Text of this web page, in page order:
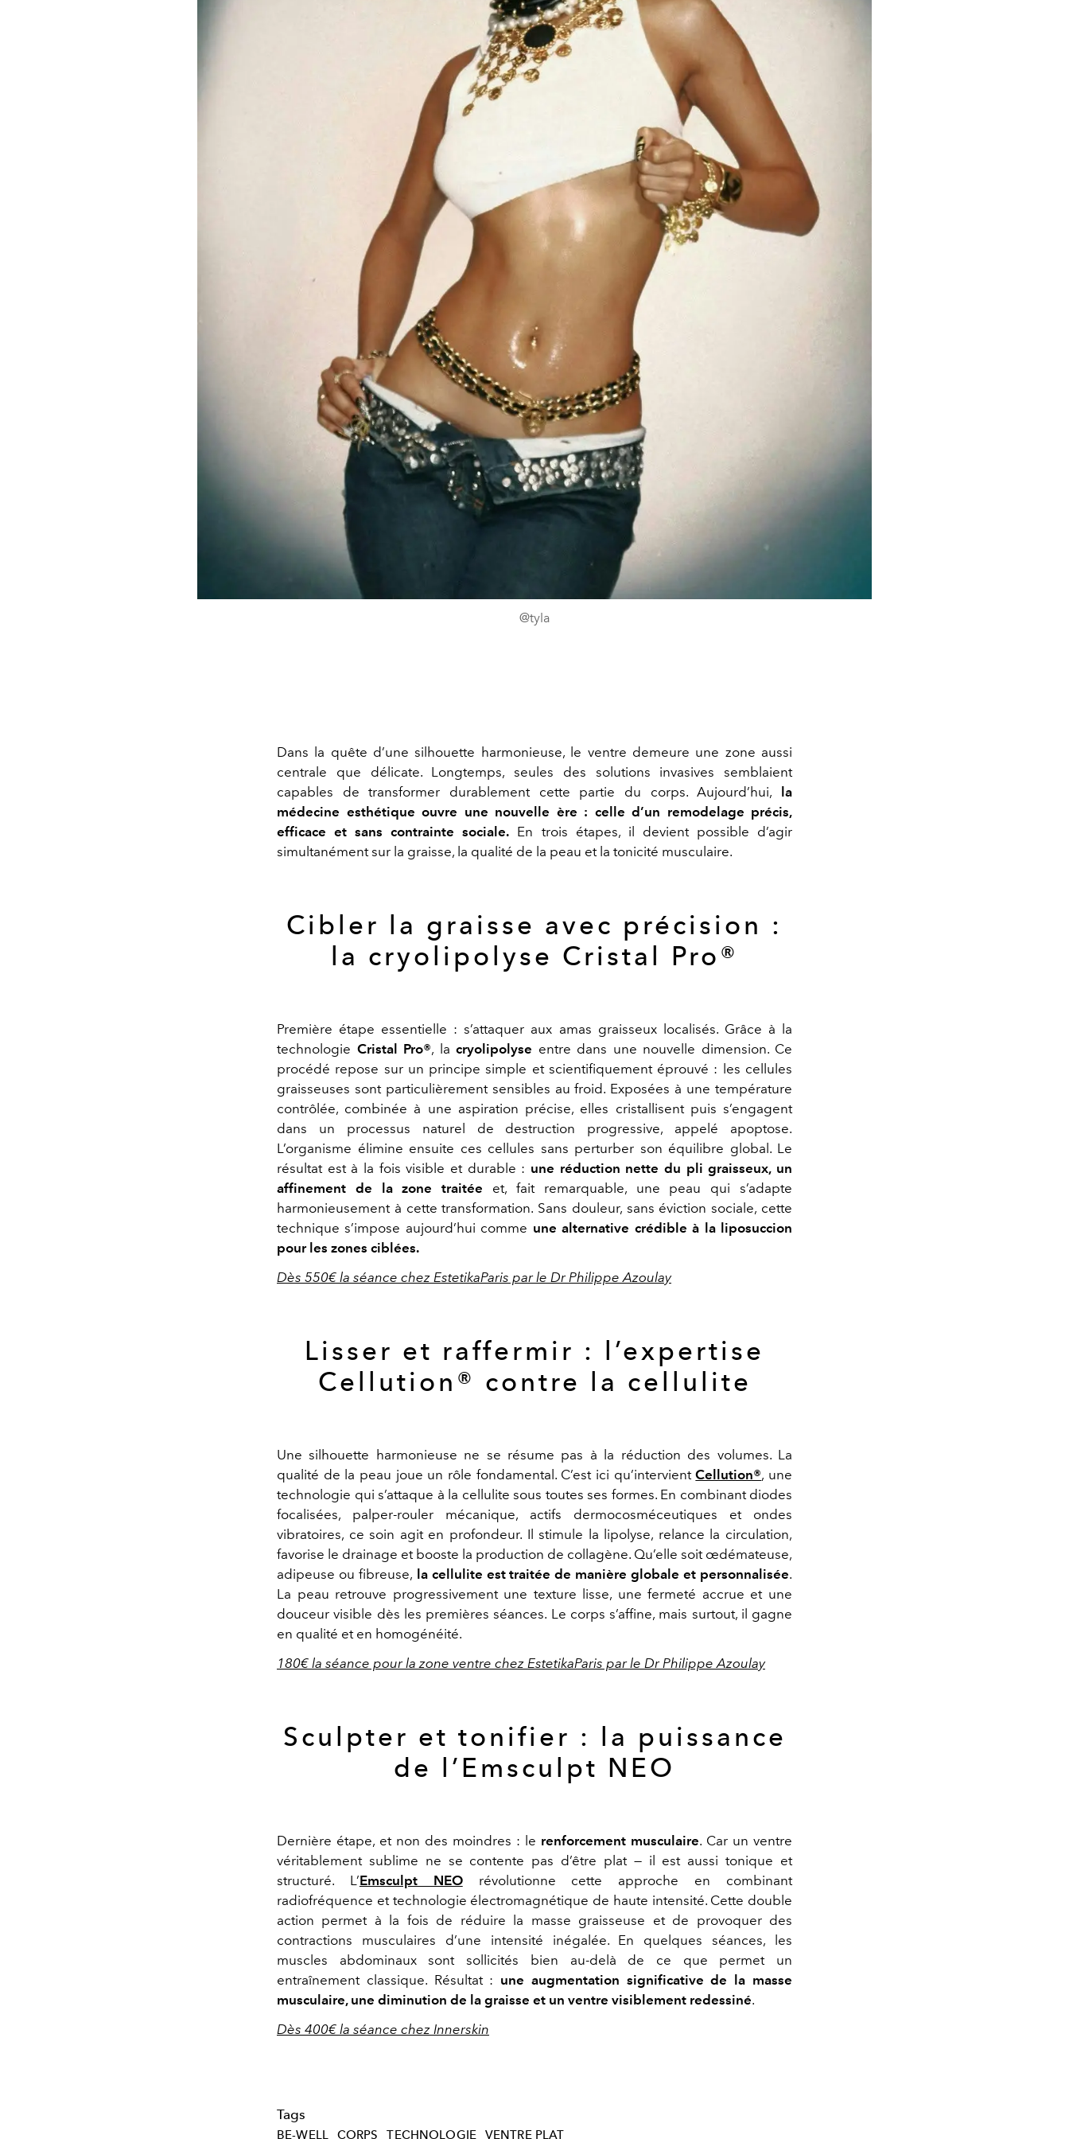
@tyla
Dans la quête d’une silhouette harmonieuse, le ventre demeure une zone aussi
centrale que délicate. Longtemps, seules des solutions invasives semblaient
capables de transformer durablement cette partie du corps. Aujourd’hui,
la
médecine esthétique ouvre une nouvelle ère : celle d’un remodelage précis,
efficace et sans contrainte sociale. En trois étapes, il devient possible d’agir
simultanément sur la graisse, la qualité de la peau et la tonicité musculaire.
Cibler la graisse avec précision :
la cryolipolyse Cristal Pro®
Première étape essentielle : s’attaquer aux amas graisseux localisés. Grâce à la
technologie Cristal Pro®, la cryolipolyse entre dans une nouvelle dimension. Ce
procédé repose sur un principe simple et scientifiquement éprouvé : les cellules
graisseuses sont particulièrement sensibles au froid. Exposées à une température
contrôlée, combinée à une aspiration précise, elles cristallisent puis s’engagent
dans un processus naturel de destruction progressive, appelé apoptose.
L’organisme élimine ensuite ces cellules sans perturber son équilibre global. Le
résultat est à la fois visible et durable : une réduction nette du pli graisseux, un
affinement de la zone traitée et, fait remarquable, une peau qui s’adapte
harmonieusement à cette transformation. Sans douleur, sans éviction sociale, cette
technique s’impose aujourd’hui comme une alternative crédible à la liposuccion
pour les zones ciblées.
Dès 550€ la séance chez EstetikaParis par le Dr Philippe Azoulay
Lisser et raffermir : l’expertise
Cellution® contre la cellulite
Une silhouette harmonieuse ne se résume pas à la réduction des volumes. La
qualité de la peau joue un rôle fondamental. C’est ici qu’intervientCellution®, une
technologie qui s’attaque à la cellulite sous toutes ses formes. En combinant diodes
focalisées, palper-rouler mécanique, actifs dermocosméceutiques et ondes
vibratoires, ce soin agit en profondeur. Il stimule la lipolyse, relance la circulation,
favorise le drainage et booste la production de collagène. Qu’elle soit œdémateuse,
adipeuse ou fibreuse, la cellulite est traitée de manière globale et personnalisée.
La peau retrouve progressivement une texture lisse, une fermeté accrue et une
douceur visible dès les premières séances. Le corps s’affine, mais surtout, il gagne
en qualité et en homogénéité.
180€ la séance pour la zone ventre chez EstetikaParis par le Dr Philippe Azoulay
Sculpter et tonifier : la puissance
de l’Emsculpt NEO
Dernière étape, et non des moindres : le renforcement musculaire. Car un ventre
véritablement sublime ne se contente pas d’être plat — il est aussi tonique et
structuré. L’Emsculpt NEOrévolutionne cette approche en combinant
radiofréquence et technologie électromagnétique de haute intensité. Cette double
action permet à la fois de réduire la masse graisseuse et de provoquer des
contractions musculaires d’une intensité inégalée. En quelques séances, les
muscles abdominaux sont sollicités bien au-delà de ce que permet un
entraînement classique. Résultat : une augmentation significative de la masse
musculaire, une diminution de la graisse et un ventre visiblement redessiné.
Dès 400€ la séance chez Innerskin
Tags
BE-WELL CORPS TECHNOLOGIE VENTRE PLAT